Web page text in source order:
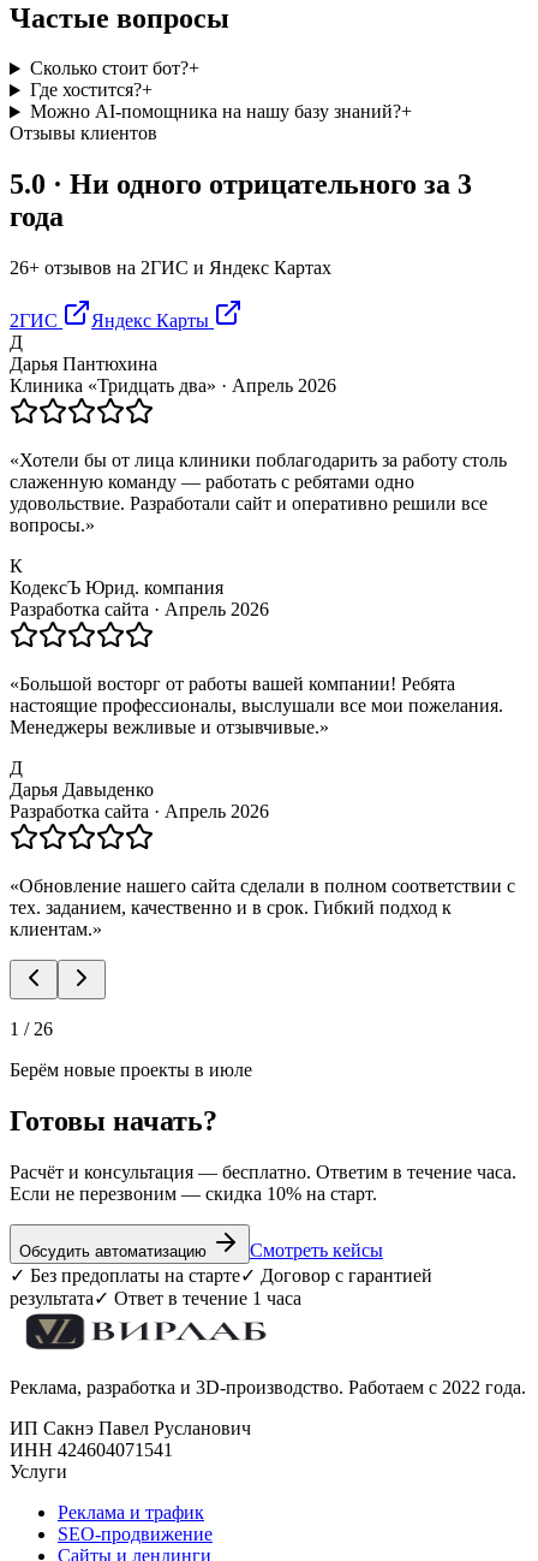
Частые вопросы
Сколько стоит бот?+
Где хостится?+
Можно AI-помощника на нашу базу знаний?+
Отзывы клиентов
5.0 · Ни одного отрицательного за 3
года
26+ отзывов на 2ГИС и Яндекс Картах
2ГИС
Яндекс Карты
Д
Дарья Пантюхина
Клиника «Тридцать два» · Апрель 2026
«Хотели бы от лица клиники поблагодарить за работу столь
слаженную команду — работать с ребятами одно
удовольствие. Разработали сайт и оперативно решили все
вопросы.»
К
КодексЪ Юрид. компания
Разработка сайта · Апрель 2026
«Большой восторг от работы вашей компании! Ребята
настоящие профессионалы, выслушали все мои пожелания.
Менеджеры вежливые и отзывчивые.»
Д
Дарья Давыденко
Разработка сайта · Апрель 2026
«Обновление нашего сайта сделали в полном соответствии с
тех. заданием, качественно и в срок. Гибкий подход к
клиентам.»
1 / 26
Берём новые проекты в июле
Готовы начать?
Расчёт и консультация — бесплатно. Ответим в течение часа.
Если не перезвоним — скидка 10% на старт.
Обсудить автоматизацию
Смотреть кейсы
✓ Без предоплаты на старте✓ Договор с гарантией
результата✓ Ответ в течение 1 часа
Реклама, разработка и 3D-производство. Работаем с 2022 года.
ИП Сакнэ Павел Русланович
ИНН 424604071541
Услуги
Реклама и трафик
SEO-продвижение
Сайты и лендинги